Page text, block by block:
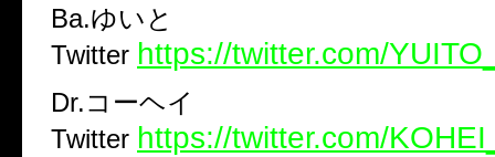
Ba.ゆいと
Twitter https://twitter.com/
Dr.コーヘイ
Twitter https://twitter.com/